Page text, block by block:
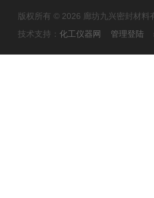
版权所有 © 2026 廊坊九兴密封材
技术支持： 化工仪器网 管理登陆